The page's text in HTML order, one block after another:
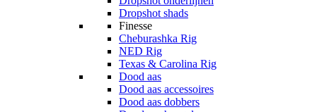
Dropshot shads
Finesse
Cheburashka Rig
NED Rig
Texas & Carolina Rig
Dood aas
Dood aas accessoires
Dood aas dobbers